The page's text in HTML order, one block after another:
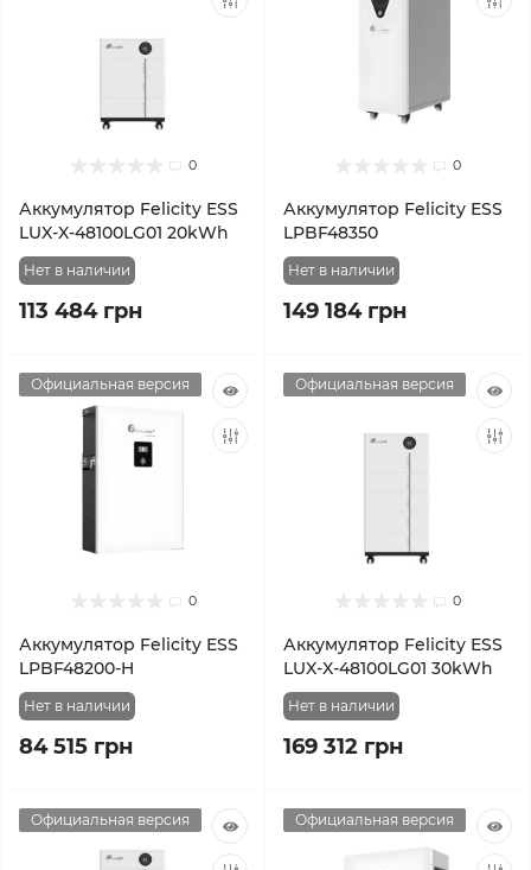
0
Аккумулятор Felicity ESS
LUX-X-48100LG01 20kWh
Нет в наличии
113 484 грн
0
Аккумулятор Felicity ESS
LPBF48350
Нет в наличии
149 184 грн
Официальная версия
0
Аккумулятор Felicity ESS
LPBF48200-H
Нет в наличии
84 515 грн
Официальная версия
0
Аккумулятор Felicity ESS
LUX-X-48100LG01 30kWh
Нет в наличии
169 312 грн
Официальная версия Официальная версия